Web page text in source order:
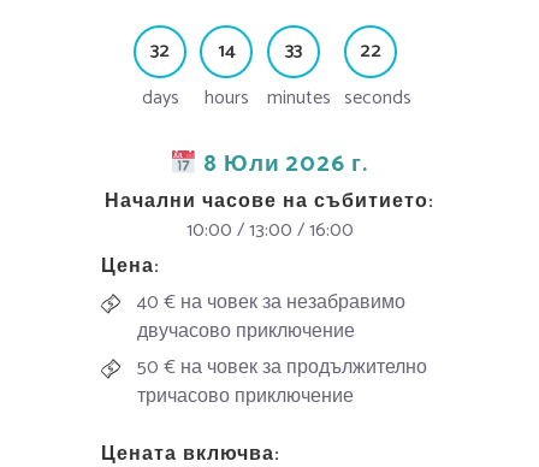
32
days
14
hours
33
minutes
23
seconds
8 Юли 2026 г.
Начални часове на събитието:
10:00 / 13:00 / 16:00
Цена:
40 € на човек за незабравимо
двучасово приключение
50 € на човек за продължително
тричасово приключение
Цената включва: